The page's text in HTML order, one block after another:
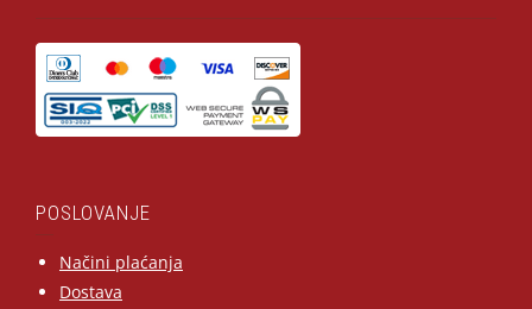
POSLOVANJE
Načini plaćanja
Dostava